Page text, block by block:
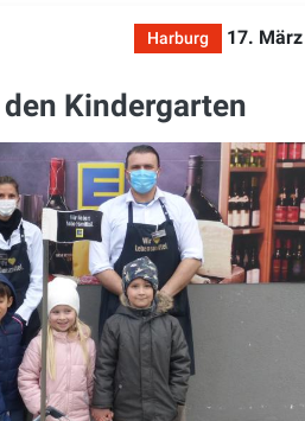
Harburg
17.
Kindergarten